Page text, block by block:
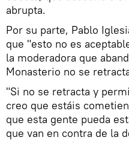
abrupta.
Por su parte, Pablo
que "esto no es
la moderadora que
Monasterio no se
"Si no se retracta y
creo que estáis
que esta gente pueda
que van en contra de la